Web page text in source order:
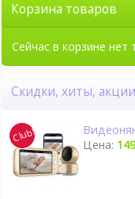
Корзина товаров
Сейчас в корзине нет
Скидки, хиты, акции
Цена: